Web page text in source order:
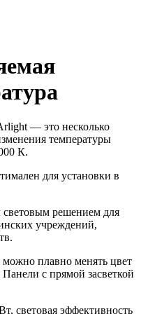
— это несколько
температуры
К.
для установки в
решением для
учреждений,
можно плавно менять цвет
с прямой засветкой
световая эффективность